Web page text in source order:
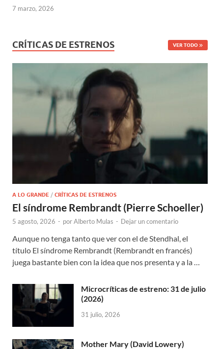
7 marzo, 2026
CRÍTICAS DE ESTRENOS VER TODO
A LO GRANDE / CRÍTICAS DE ESTRENOS
El síndrome Rembrandt (Pierre Schoeller)
5 agosto, 2026 - porAlberto Mulas - Dejar un comentario
Aunque no tenga tanto que ver con el de Stendhal, el
título El síndrome Rembrandt (Rembrandt en francés)
juega bastante bien con la idea que nos presenta y a la …
Microcríticas de estreno: 31 de julio
(2026)
31 julio, 2026
Mother Mary (David Lowery)